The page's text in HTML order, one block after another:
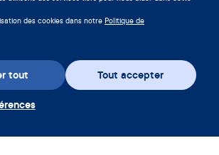
des cookies dans notre Politique de
Tout accepter
tout